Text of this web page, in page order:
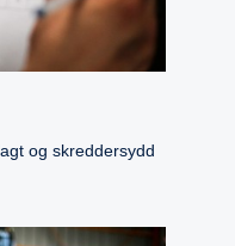
og skreddersydd